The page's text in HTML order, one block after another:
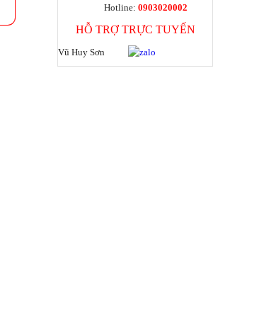
Hotline: 0903020002
HỖ TRỢ TRỰC TUYẾN
Vũ Huy Sơn